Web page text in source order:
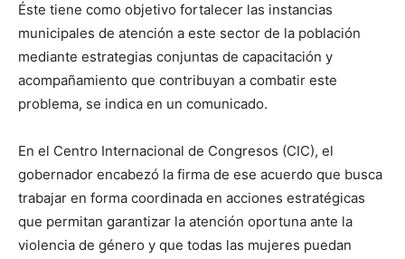
Éste tiene como objetivo fortalecer las instancias
municipales de atención a este sector de la población
mediante estrategias conjuntas de capacitación y
acompañamiento que contribuyan a combatir este
problema, se indica en un comunicado.
En el Centro Internacional de Congresos (CIC), el
gobernador encabezó la firma de ese acuerdo que busca
trabajar en forma coordinada en acciones estratégicas
que permitan garantizar la atención oportuna ante la
violencia de género y que todas las mujeres puedan